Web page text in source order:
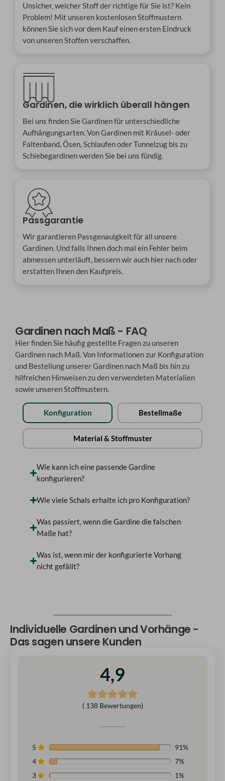
Unsicher, welcher Stoff der richtige für Sie ist? Kein
Problem! Mit unseren kostenlosen Stoffmustern
können Sie sich vor dem Kauf einen ersten Eindruck
von unseren Stoffen verschaffen.
Gardinen, die wirklich überall hängen
Bei uns finden Sie Gardinen für unterschiedliche
Aufhängungsarten. Von Gardinen mit Kräusel- oder
Faltenband, Ösen, Schlaufen oder Tunnelzug bis zu
Schiebegardinen werden Sie bei uns fündig.
Passgarantie
Wir garantieren Passgenauigkeit für all unsere
Gardinen. Und falls Ihnen doch mal ein Fehler beim
abmessen unterläuft, bessern wir auch hier nach oder
erstatten Ihnen den Kaufpreis.
Gardinen nach Maß - FAQ
Hier finden Sie häufig gestellte Fragen zu unseren
Gardinen nach Maß. Von Informationen zur Konfiguration
und Bestellung unserer Gardinen nach Maß bis hin zu
hilfreichen Hinweisen zu den verwendeten Materialien
sowie unseren Stoffmustern.
Konfiguration Bestellmaße
Material & Stoffmuster
Wie kann ich eine passende Gardine
konfigurieren?
Wie viele Schals erhalte ich pro Konfiguration?
Was passiert, wenn die Gardine die falschen
Maße hat?
Was ist, wenn mir der konfigurierte Vorhang
nicht gefällt?
Individuelle Gardinen und Vorhänge -
Das sagen unsere Kunden
4,9
( 138 Bewertungen)
5
91%
4
7%
3
1%